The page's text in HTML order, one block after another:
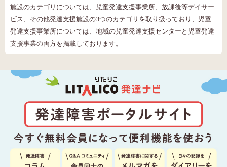
施設のカテゴリについては、児童発達支援事業所、放課後等デイサー
ビス、その他発達支援施設の3つのカテゴリを取り扱っており、児童
発達支援事業所については、地域の児童発達支援センターと児童発達
支援事業の両方を掲載しております。